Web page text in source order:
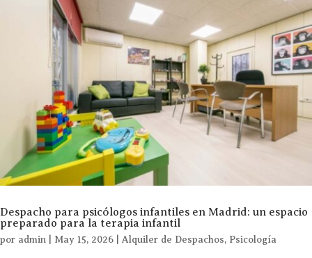
Despacho para psicólogos infantiles en Madrid: un espacio
preparado para la terapia infantil
por admin May 15, 2026 Alquiler de Despachos, Psicología